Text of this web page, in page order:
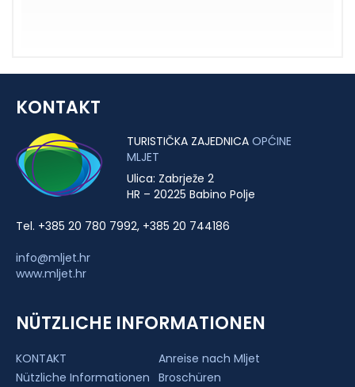
KONTAKT
TURISTIČKA ZAJEDNICA OPĆINE
MLJET
Ulica: Zabrježe 2
HR – 20225 Babino Polje
Tel. +385 20 780 7992, +385 20 744186
info@mljet.hr
www.mljet.hr
NÜTZLICHE INFORMATIONEN
KONTAKT
Anreise nach Mljet
Nützliche Informationen Broschüren